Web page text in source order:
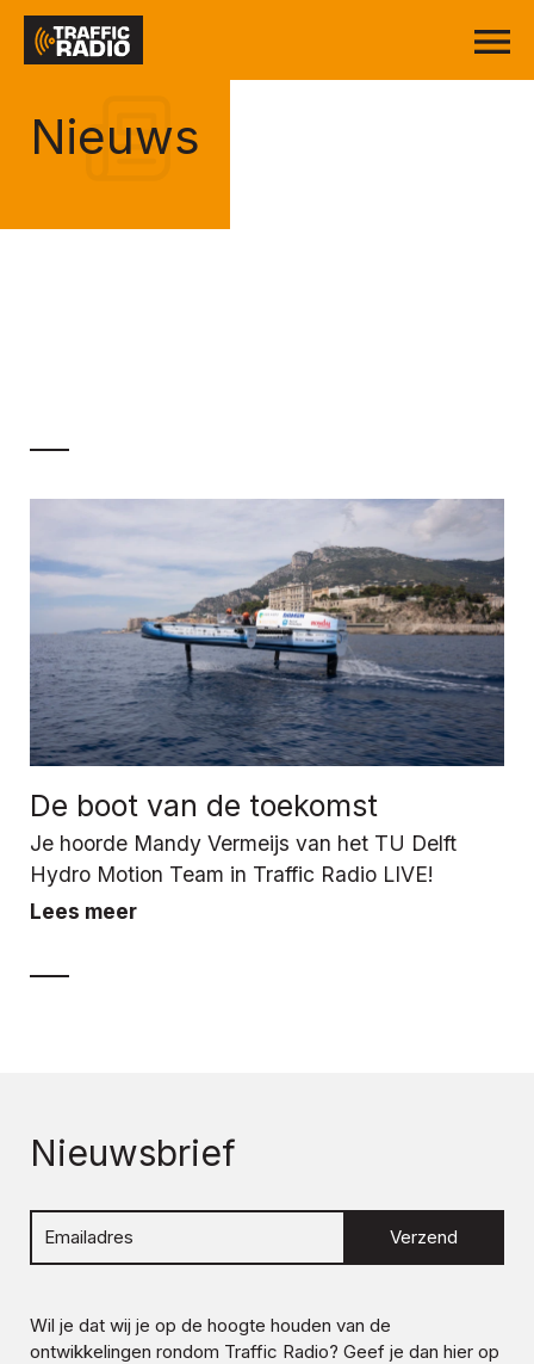
Nieuws
De boot van de toekomst
Je hoorde Mandy Vermeijs van het TU Delft
Hydro Motion Team in Traffic Radio LIVE!
Lees meer
Nieuwsbrief
Verzend
Wil je dat wij je op de hoogte houden van de
ontwikkelingen rondom Traffic Radio? Geef je dan hier op